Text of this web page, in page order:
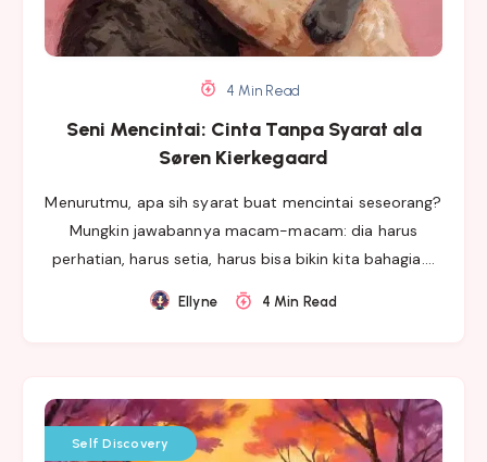
4 Min Read
Seni Mencintai: Cinta Tanpa Syarat ala
Søren Kierkegaard
Menurutmu, apa sih syarat buat mencintai seseorang?
Mungkin jawabannya macam-macam: dia harus
perhatian, harus setia, harus bisa bikin kita bahagia….
Ellyne 4 Min Read
Self Discovery